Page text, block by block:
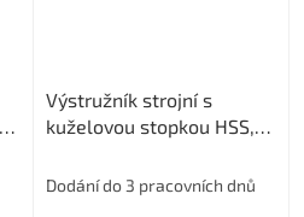
Výstružník strojní s
kuželovou stopkou HSS,
Dodání do 3 pracovních dnů